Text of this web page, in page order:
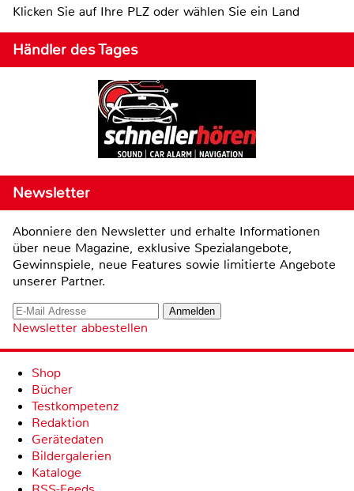
Klicken Sie auf Ihre PLZ oder wählen Sie ein Land
Händler des Tages
Newsletter
Abonniere den Newsletter und erhalte Informationen
über neue Magazine, exklusive Spezialangebote,
Gewinnspiele, neue Features sowie limitierte Angebote
unserer Partner.
Newsletter abbestellen
Shop
Bücher
Testkompetenz
Redaktion
Gerätedaten
Bildergalerien
Kataloge